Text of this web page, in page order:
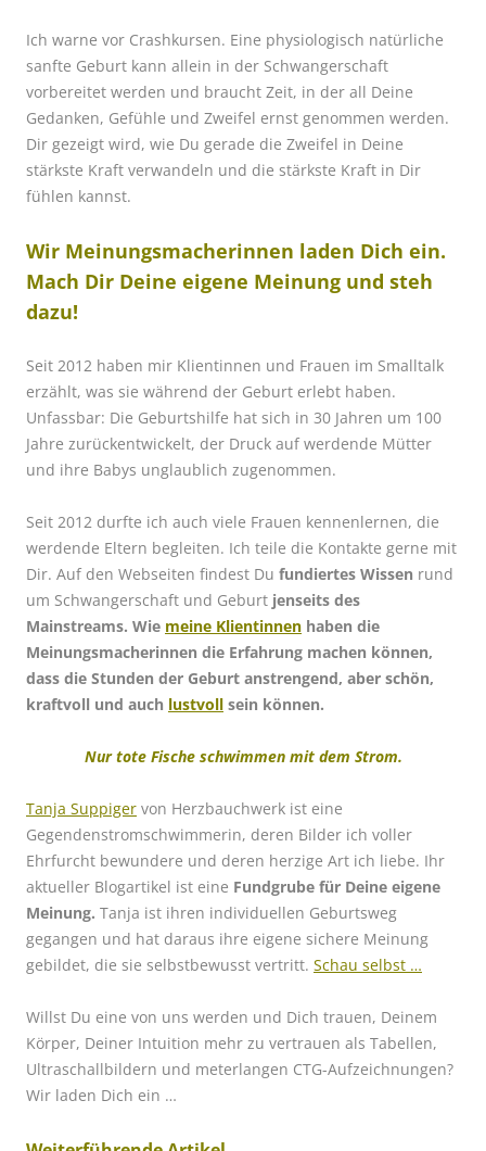
Ich warne vor Crashkursen. Eine physiologisch natürliche
sanfte Geburt kann allein in der Schwangerschaft
vorbereitet werden und braucht Zeit, in der all Deine
Gedanken, Gefühle und Zweifel ernst genommen werden.
Dir gezeigt wird, wie Du gerade die Zweifel in Deine
stärkste Kraft verwandeln und die stärkste Kraft in Dir
fühlen kannst.
Wir Meinungsmacherinnen laden Dich ein.
Mach Dir Deine eigene Meinung und steh
dazu!
Seit 2012 haben mir Klientinnen und Frauen im Smalltalk
erzählt, was sie während der Geburt erlebt haben.
Unfassbar: Die Geburtshilfe hat sich in 30 Jahren um 100
Jahre zurückentwickelt, der Druck auf werdende Mütter
und ihre Babys unglaublich zugenommen.
Seit 2012 durfte ich auch viele Frauen kennenlernen, die
werdende Eltern begleiten. Ich teile die Kontakte gerne mit
Dir. Auf den Webseiten findest Du fundiertes Wissen rund
um Schwangerschaft und Geburt jenseits des
Mainstreams. Wie meine Klientinnen haben die
Meinungsmacherinnen die Erfahrung machen können,
dass die Stunden der Geburt anstrengend, aber schön,
kraftvoll und auch lustvoll sein können.
Nurtote Fische schwimmen mit dem Strom.
Tanja Suppiger von Herzbauchwerk ist eine
Gegendenstromschwimmerin, deren Bilder ich voller
Ehrfurcht bewundere und deren herzige Art ich liebe. Ihr
aktueller Blogartikel ist eine Fundgrube für Deine eigene
Meinung. Tanja ist ihren individuellen Geburtsweg
gegangen und hat daraus ihre eigene sichere Meinung
gebildet, die sie selbstbewusst vertritt. Schau selbst …
Willst Du eine von uns werden und Dich trauen, Deinem
Körper, Deiner Intuition mehr zu vertrauen als Tabellen,
Ultraschallbildern und meterlangen CTG-Aufzeichnungen?
Wir laden Dich ein …